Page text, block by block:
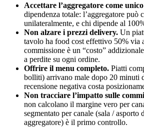
Accettare l’aggregatore come
dipendenza totale: l’aggregatore può
unilateralmente, e chi dipende al
Non alzare i prezzi delivery. Un
tavolo ha food cost effettivo 50% via
commissione è un “costo”
a perdite su ogni ordine.
Offrire il menu completo. Piatti
bolliti) arrivano male dopo 20 minuti
recensione negativa costa
Non tracciare l’impatto sulle
non calcolano il margine vero per
segmentato per canale (sala / asporto
aggregatore) è il primo controllo.